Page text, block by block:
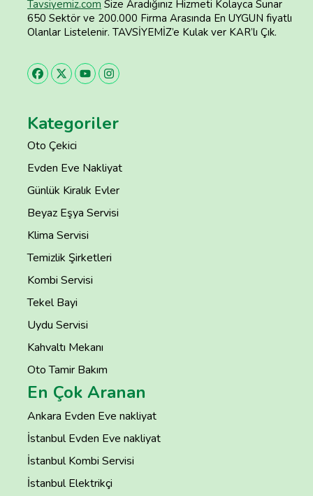
Tavsiyemiz.com Size Aradığınız Hizmeti Kolayca Sunar
650 Sektör ve 200.000 Firma Arasında En UYGUN fiyatlı
Olanlar Listelenir. TAVSİYEMİZ’e Kulak ver KAR’lı Çık.
Kategoriler
Oto Çekici
Evden Eve Nakliyat
Günlük Kiralık Evler
Beyaz Eşya Servisi
Klima Servisi
Temizlik Şirketleri
Kombi Servisi
Tekel Bayi
Uydu Servisi
Kahvaltı Mekanı
Oto Tamir Bakım
En Çok Aranan
Ankara Evden Eve nakliyat
İstanbul Evden Eve nakliyat
İstanbul Kombi Servisi
İstanbul Elektrikçi